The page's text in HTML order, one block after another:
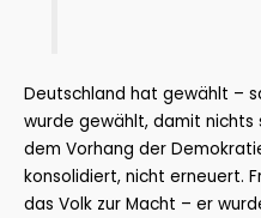
Deutschland hat gewählt –
wurde gewählt, damit nichts
dem Vorhang der
konsolidiert, nicht erneuert.
das Volk zur Macht – er